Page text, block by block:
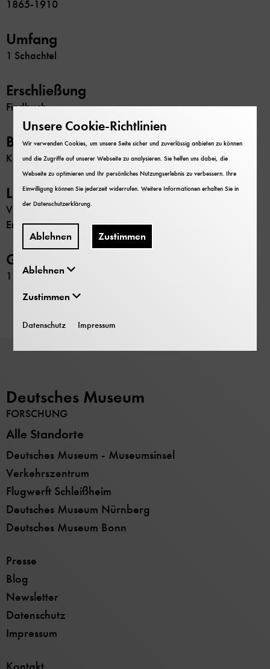
1865-1910
Umfang
1 Schachtel
Erschließung
Findbuch
Beschränkung
Keine
Literatur
Vierhaus, Rudolf (Hrsg.): Deutsche Biografische
Enzyklopädie, 2. Ausg., Bd. 7, München 2007
GND-Nr.
117042935
Deutsches Museum
FORSCHUNG
Alle Standorte
Deutsches Museum - Museumsinsel
Verkehrszentrum
Flugwerft Schleißheim
Deutsches Museum Nürnberg
Deutsches Museum Bonn
Presse
Blog
Newsletter
Datenschutz
Impressum
Unsere Cookie-Richtlinien
Wir verwenden Cookies, um unsere Seite sicher und zuverlässig anbieten zu können
und die Zugriffe auf unserer Webseite zu analysieren. Sie helfen uns dabei, die
Webseite zu optimieren und Ihr persönliches Nutzungserlebnis zu verbessern. Ihre
Einwilligung können Sie jederzeit widerrufen. Weitere Informationen erhalten Sie in
derDatenschutzerklärung.
Ablehnen Zustimmen
Ablehnen
Zustimmen
Datenschutz Impressum